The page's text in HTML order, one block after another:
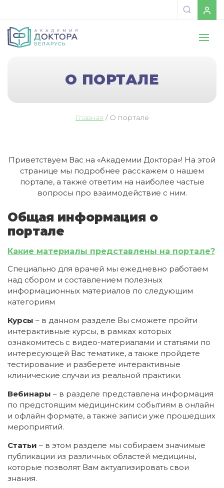
О ПОРТАЛЕ
Главная / О портале
Приветствуем Вас на «Академии Доктора»! На этой
странице мы подробнее расскажем о нашем
портале, а также ответим на наиболее частые
вопросы про взаимодействие с ним.
Общая информация о
портале​
Какие материалы представлены на портале?
Специально для врачей мы ежедневно работаем
над сбором и составлением полезных
информационных материалов по следующим
категориям
Курсы – в данном разделе Вы сможете пройти
интерактивные курсы, в рамках которых
ознакомитесь с видео-материалами и статьями по
интересующей Вас тематике, а также пройдете
тестирование и разберете интерактивные
клинические случаи из реальной практики.
Вебинары – в разделе представлена информация
по предстоящим медицинским событиям в онлайн
и офлайн формате, а также записи уже прошедших
мероприятий.
Статьи – в этом разделе мы собираем значимые
публикации из различных областей медицины,
которые позволят Вам актуализировать свои
знания.